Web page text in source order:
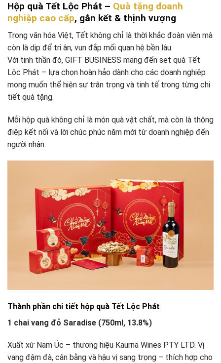
Hộp quà Tết Lộc Phát – Quà tặng doanh
nghiệp cao cấp, gắn kết & thịnh vượng
Trong văn hóa Việt, Tết không chỉ là thời khắc đoàn viên mà
còn là dịp để tri ân, vun đắp mối quan hệ bền lâu.
Với tinh thần đó, GIFT BUSINESS mang đến set quà Tết
Lộc Phát – lựa chọn hoàn hảo dành cho các doanh nghiệp
mong muốn thể hiện sự trân trọng và tinh tế trong từng chi
tiết quà tặng.
Mỗi hộp quà không chỉ là món quà vật chất, mà còn là thông
điệp kết nối và lời chúc phúc năm mới từ doanh nghiệp đến
người nhận.
Thành phần chi tiết hộp quà Tết Lộc Phát
1 chai vang đỏ Saradise (750ml, 13.8%)
Xuất xứ Nam Úc – thương hiệu Kaurna Wines PTY LTD. Vị
vang đậm đà, cân bằng và hậu vị sang trọng – thích hợp cho